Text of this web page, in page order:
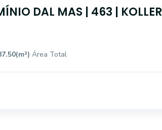
DAL MAS | 463 | KOLLER
Área Total